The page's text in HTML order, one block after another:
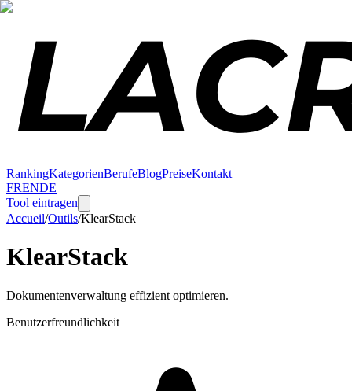
RankingKategorienBerufeBlogPreiseKontakt
FRENDE
Tool eintragen
Accueil/Outils/KlearStack
KlearStack
Dokumentenverwaltung effizient optimieren.
Benutzerfreundlichkeit